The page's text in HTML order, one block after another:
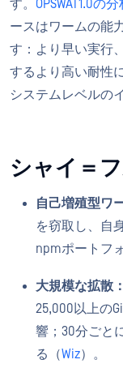
す。 OPSWAT1.0の
ースはワームの能
す：より早い実行
するより高い耐性
システムレベルの
シャイ＝
自己増殖型ワ
を窃取し、自
npmポートフ
大規模な拡散：
25,000以上の
響；30分ごと
る（Wiz）。